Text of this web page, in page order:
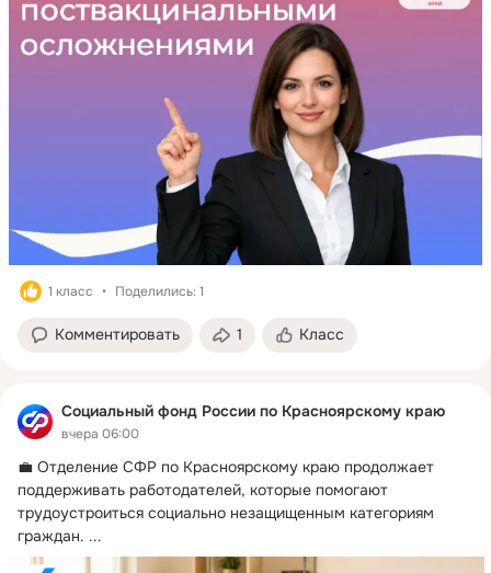
1 класс Поделились: 1
Комментировать 1 Класс
Социальный фонд России по Красноярскому краю
вчера 06:00
💼 Отделение СФР по Красноярскому краю продолжает
поддерживать работодателей, которые помогают
трудоустроиться социально незащищенным категориям
граждан. ...